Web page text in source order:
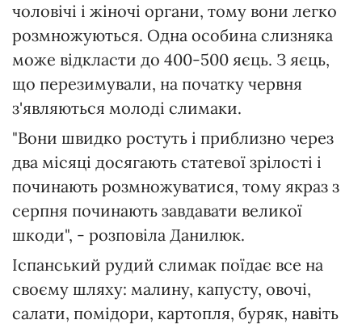
чоловічі і жіночі органи, тому вони легко
розмножуються. Одна особина слизняка
може відкласти до 400-500 яєць. З яєць,
що перезимували, на початку червня
з'являються молоді слимаки.
"Вони швидко ростуть і приблизно через
два місяці досягають статевої зрілості і
починають розмножуватися, тому якраз з
серпня починають завдавати великої
шкоди", - розповіла Данилюк.
Іспанський рудий слимак поїдає все на
своєму шляху: малину, капусту, овочі,
салати, помідори, картопля, буряк, навіть